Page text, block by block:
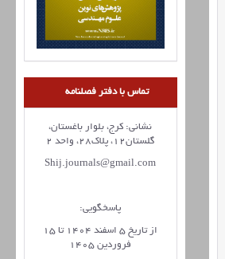
تماس با دفتر فصلنامه
نشانی: کرج، بلوار باغستان،
گلستان12، پلاک28، واحد 2
Shij.journals@gmail.com
پاسخگویی:
از تاریخ 5 اسفند 1404 تا 15
فروردین 1405